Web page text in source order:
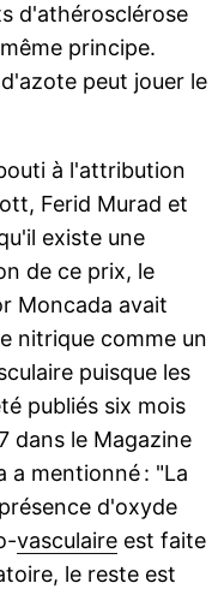
d'athérosclérose
principe.
peut jouer le
à l'attribution
Ferid Murad et
existe une
de ce prix, le
Moncada avait
nitrique comme un
puisque les
publiés six mois
dans le Magazine
a mentionné : "La
d'oxyde
vasculaireest faite
le reste est